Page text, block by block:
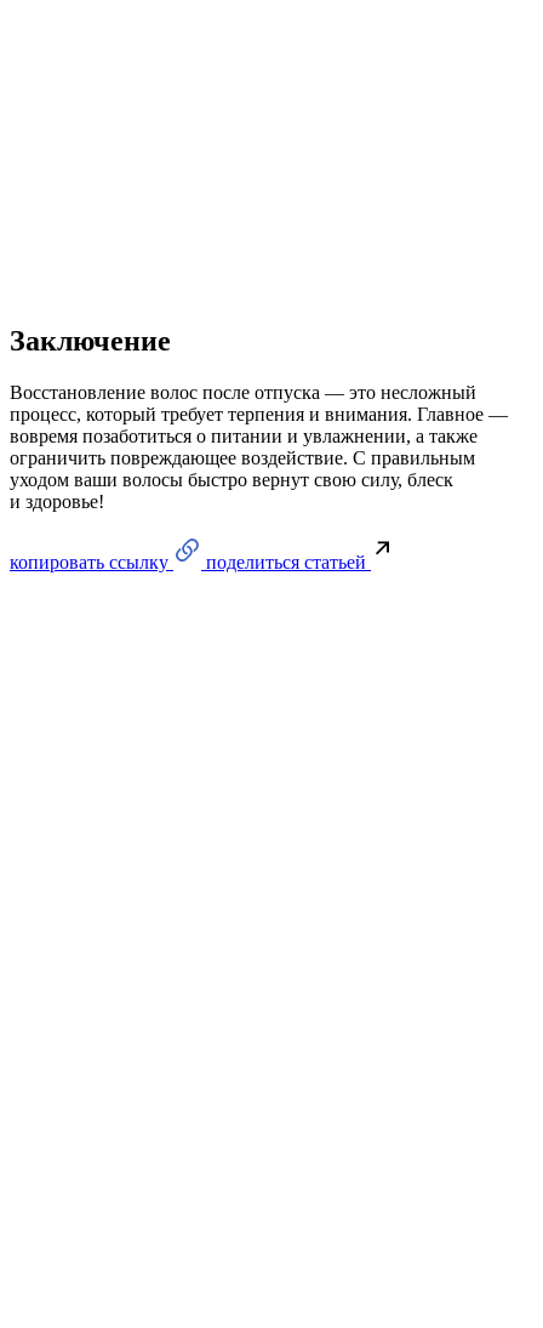
Заключение
Восстановление волос после отпуска — это несложный
процесс, который требует терпения и внимания. Главное —
вовремя позаботиться о питании и увлажнении, а также
ограничить повреждающее воздействие. С правильным
уходом ваши волосы быстро вернут свою силу, блеск
и здоровье!
копировать ссылку поделиться статьей